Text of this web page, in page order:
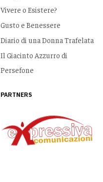
Vivere o Esistere?
Gusto e Benessere
Diario di una Donna Trafelata
Il Giacinto Azzurro di
Persefone
PARTNERS